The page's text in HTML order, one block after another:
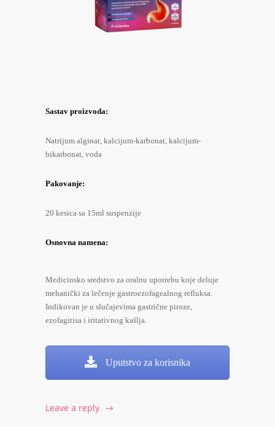
Sastav proizvoda:
Natrijum alginat, kalcijum-karbonat, kalcijum-
bikarbonat, voda
Pakovanje:
20 kesica sa 15ml suspenzije
Osnovna namena:
Medicinsko sredstvo za oralnu upotrebu koje deluje
mehanički za lečenje gastroezofagealnog refluksa.
Indikovan je u slučajevima gastrične piroze,
ezofagitisa i iritativnog kašlja.
Uputstvo za korisnika
Leave a reply